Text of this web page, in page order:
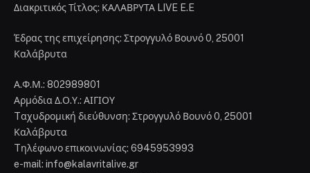
Διακριτικός Τίτλος: ΚΑΛΑΒΡΥΤΑ LIVE E.E
Έδρας της επιχείρησης: Στρογγυλό Βουνό 0, 25001
Καλάβρυτα
Α.Φ.Μ.: 802989801
Αρμόδια Δ.Ο.Υ.: ΑΙΓΙΟΥ
Tαχυδρομική διεύθυνση: Στρογγυλό Βουνό 0, 25001
Καλάβρυτα
Tηλέφωνο επικοινωνίας: 6945953993
e-mail: info@kalavritalive.gr